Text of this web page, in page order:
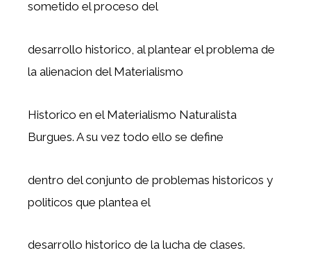
sometido el proceso del
desarrollo historico, al plantear el problema de
la alienacion del Materialismo
Historico en el Materialismo Naturalista
Burgues. A su vez todo ello se define
dentro del conjunto de problemas historicos y
politicos que plantea el
desarrollo historico de la lucha de clases.